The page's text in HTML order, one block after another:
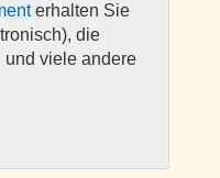
erhalten Sie
die
und viele andere